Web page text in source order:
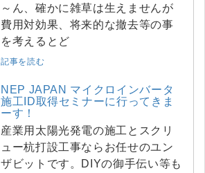
～ん、確かに雑草は生えませんが
費用対効果、将来的な撤去等の事
を考えるとど
記事を読む
NEP JAPAN マイクロインバータ
施工ID取得セミナーに行ってきま
ーす！
産業用太陽光発電の施工とスクリ
ュー杭打設工事ならお任せのユン
ザビットです。DIYの御手伝い等も